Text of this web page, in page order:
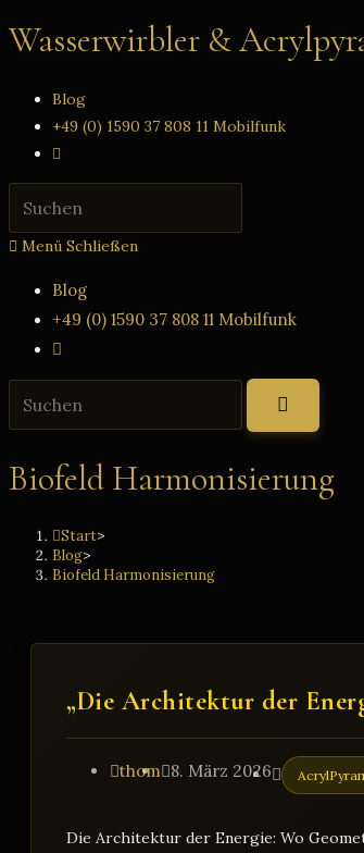
Inhalt
Wasserwirbler &
Blog
+49 (0) 1590 37 808 11 Mobilfunk
Website-
Suche
umschalten
search
Menü Schließen
Blog
+49 (0) 1590 37 808 11 Mobilfunk
Website-
Suche
umschalten
Website
Biofeld Harmonisierung
Start>
Blog>
Biofeld Harmonisierung
„Die Architektur der
Beitrags-
thomBeitrag
8. März 2026Beitrags-
Kategorie:
Die Architektur der Energie: Wo